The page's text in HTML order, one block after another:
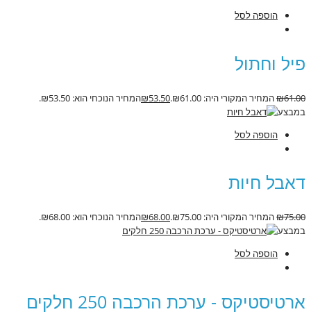
הוספה לסל
פיל וחתול
₪61.00 המחיר המקורי היה: ₪61.00. ₪53.50
המחיר הנוכחי הוא: ₪53.50.
במבצע
הוספה לסל
דאבל חיות
₪75.00 המחיר המקורי היה: ₪75.00. ₪68.00
המחיר הנוכחי הוא: ₪68.00.
במבצע
הוספה לסל
ארטיסטיקס - ערכת הרכבה 250 חלקים